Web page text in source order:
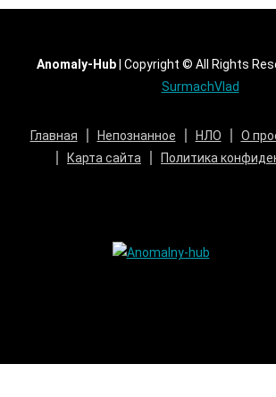
Anomaly-Hub Copyright © All Rights
SurmachVlad
Главная Непознанное НЛО О
Карта сайта
Политика